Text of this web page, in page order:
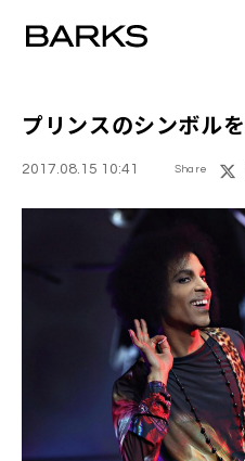
プリンスのシンボル
2017.08.15 10:41 Share